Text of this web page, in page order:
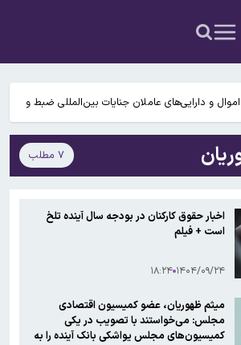
منتقل می‌کنیم
به آمریکا برای حمله به ایران کمک کند، هدف
به سایت راداری جبالبارز کرمان شهید شد
و دارایی‌های عاملان جنایات بین‌المللی ضبط و
نداریم
تجمعات شبانه: اجتماعات را به جلوی در و دیوار
به آمریکا برای حمله به ایران کمک کند، هدف
به سایت راداری جبالبارز کرمان شهید شد
۷ مطلب
اخبار حقوق کارکنان در بودجه سال آینده تلخ
است + فیلم
۱۴۰۴/۰۹/۲۴ ۱۸:۲۴
میثم ظهوریان، عضو کمیسیون اقتصادی
مجلس: می‌خواستند با تصویب در یکی
کمیسیون‌های مجلس یواشکی بانک آینده را به